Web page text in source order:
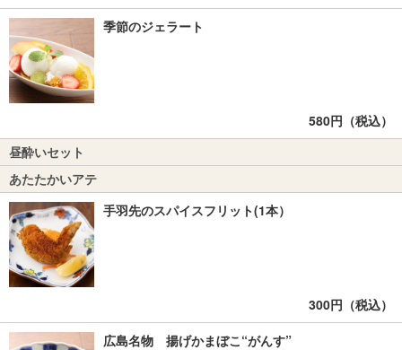
季節のジェラート
580円（税込）
昼酔いセット
あたたかいアテ
手羽先のスパイスフリット(1本）
300円（税込）
広島名物 揚げかまぼこ“がんす”